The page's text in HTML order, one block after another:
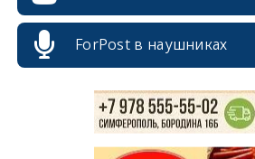
ForPost в наушниках